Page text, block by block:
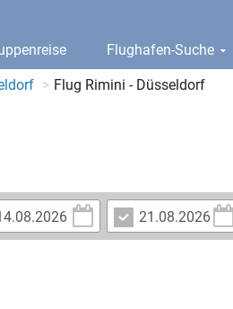
Flughafen-Suche
Flug Rimini - Düsseldorf